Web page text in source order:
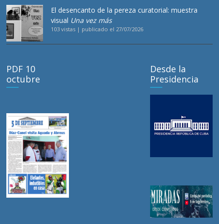
El desencanto de la pereza curatorial: muestra
visual Una vez más
103 vistas | publicado el 27/07/2026
PDF 10
octubre
Desde la
Presidencia